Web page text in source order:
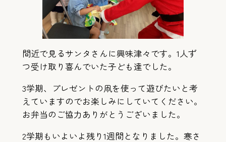
間近で見るサンタさんに興味津々です。1人ず
つ受け取り喜んでいた子ども達でした。
3学期、プレゼントの凧を使って遊びたいと考
えていますのでお楽しみにしていてください。
お弁当のご協力ありがとうございました。
2学期もいよいよ残り1週間となりました。寒さ